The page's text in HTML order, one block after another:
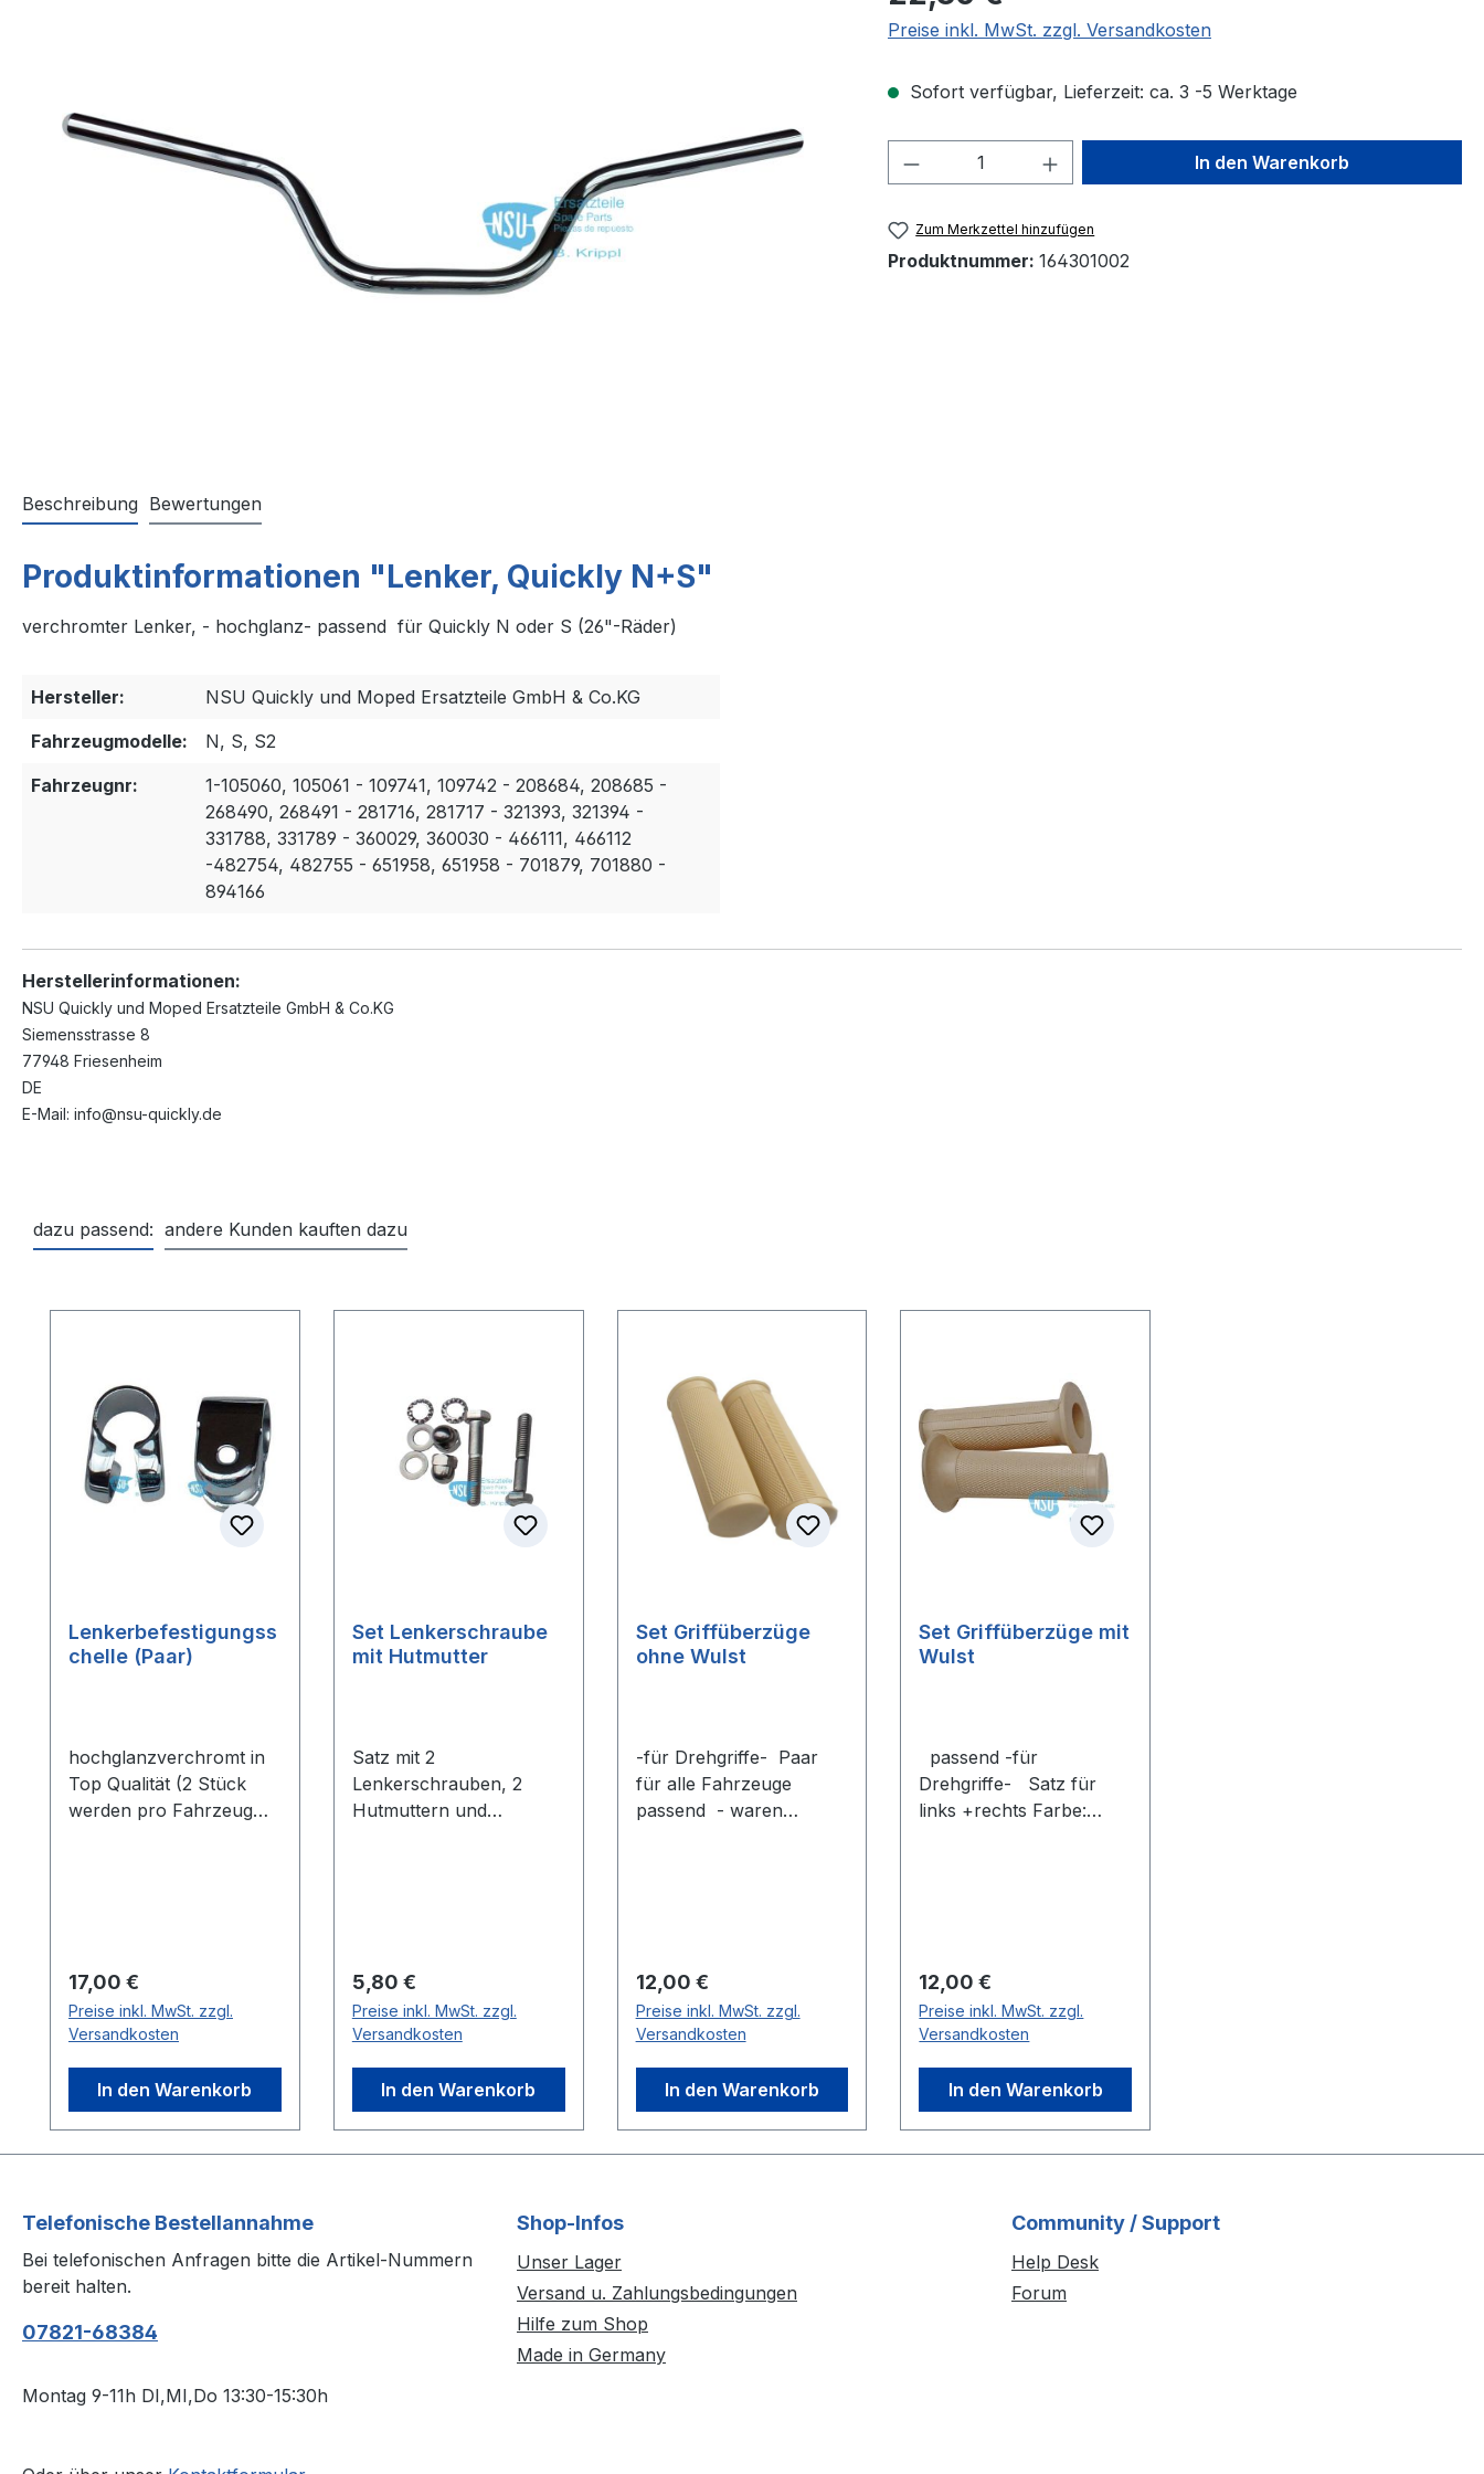
Preise inkl. MwSt. zzgl. Versandkosten
Sofort verfügbar, Lieferzeit: ca. 3 -5 Werktage
Produkt Anzahl: Gib den gewünschten Wert
In den Warenkorb
Zum Merkzettel hinzufügen
Produktnummer: 164301002
Beschreibung Bewertungen
Produktinformationen "Lenker, Quickly N+S"
verchromter Lenker, - hochglanz- passend für Quickly N oder S (26"-Räder)
Hersteller:
NSU Quickly und Moped Ersatzteile GmbH & Co.KG
Fahrzeugmodelle:
N, S, S2
Fahrzeugnr:
1-105060, 105061 - 109741, 109742 - 208684, 208685 -
268490, 268491 - 281716, 281717 - 321393, 321394 -
331788, 331789 - 360029, 360030 - 466111, 466112
-482754, 482755 - 651958, 651958 - 701879, 701880 -
894166
Herstellerinformationen:
NSU Quickly und Moped Ersatzteile GmbH & Co.KG
Siemensstrasse 8
77948 Friesenheim
DE
E-Mail: info@nsu-quickly.de
dazu passend: andere Kunden kauften dazu
Lenkerbefestigungss
chelle (Paar)
hochglanzverchromt in
Top Qualität (2 Stück
werden pro Fahrzeug
Regulärer Preis:
17,00 €
Preise inkl. MwSt. zzgl.
Versandkosten
In den Warenkorb
Set Lenkerschraube
mit Hutmutter
Satz mit 2
Lenkerschrauben, 2
Hutmuttern und
Regulärer Preis:
5,80 €
Preise inkl. MwSt. zzgl.
Versandkosten
In den Warenkorb
Set Griffüberzüge
ohne Wulst
-für Drehgriffe- Paar
für alle Fahrzeuge
passend - waren
Regulärer Preis:
12,00 €
Preise inkl. MwSt. zzgl.
Versandkosten
In den Warenkorb
Set Griffüberzüge mit
Wulst
Drehgriffe- Satz für
links +rechts Farbe:
Regulärer Preis:
12,00 €
Preise inkl. MwSt. zzgl.
Versandkosten
In den Warenkorb
Telefonische Bestellannahme
Bei telefonischen Anfragen bitte die Artikel-Nummern
bereit halten.
07821-68384
Montag 9-11h DI,MI,Do 13:30-15:30h
Shop-Infos
Unser Lager
Versand u. Zahlungsbedingungen
Hilfe zum Shop
Made in Germany
Community / Support
Help Desk
Forum